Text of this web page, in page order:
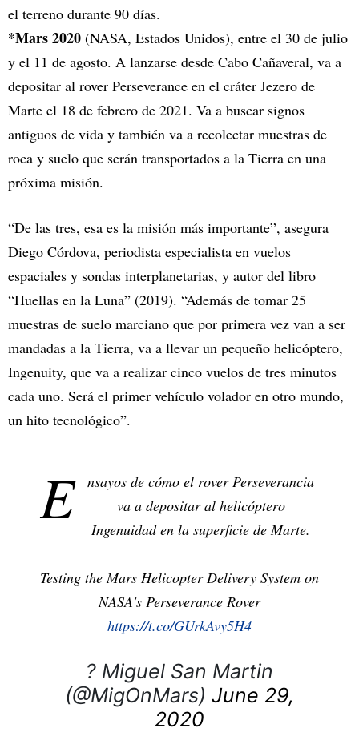
el terreno durante 90 días.
*Mars 2020 (NASA, Estados Unidos), entre el 30 de julio
y el 11 de agosto. A lanzarse desde Cabo Cañaveral, va a
depositar al rover Perseverance en el cráter Jezero de
Marte el 18 de febrero de 2021. Va a buscar signos
antiguos de vida y también va a recolectar muestras de
roca y suelo que serán transportados a la Tierra en una
próxima misión.
“De las tres, esa es la misión más importante”, asegura
Diego Córdova, periodista especialista en vuelos
espaciales y sondas interplanetarias, y autor del libro
“Huellas en la Luna” (2019). “Además de tomar 25
muestras de suelo marciano que por primera vez van a ser
mandadas a la Tierra, va a llevar un pequeño helicóptero,
Ingenuity, que va a realizar cinco vuelos de tres minutos
cada uno. Será el primer vehículo volador en otro mundo,
un hito tecnológico”.
E
nsayos de cómo el rover Perseverancia
va a depositar al helicóptero
Ingenuidad en la superficie de Marte.
Testing the Mars Helicopter Delivery System on
NASA's Perseverance Rover
https://t.co/GUrkAvy5H4
? Miguel San Martin
(@MigOnMars) June 29,
2020